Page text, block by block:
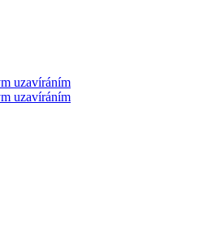
uzavíráním
uzavíráním